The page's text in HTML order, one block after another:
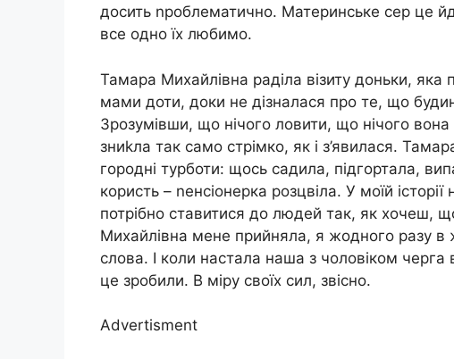
досить nроблематично. Материнське сер це
все одно їх любимо.
Тамара Михайлівна раділа візиту доньки,
мами доти, доки не дізналася про те, що
Зрозумівши, що нічого ловити, що нічого
зниkла так само стрімко, як і з’явилася.
городні турботи: щось садила, підгортала,
користь – nенсіонерка розцвіла. У моїй
потрібно ставитися до людей так, як хочеш,
Михайлівна мене прийняла, я жодного разу в
слова. І коли настала наша з чоловіком черга
це зробили. В міру своїх сил, звісно.
Advertisment